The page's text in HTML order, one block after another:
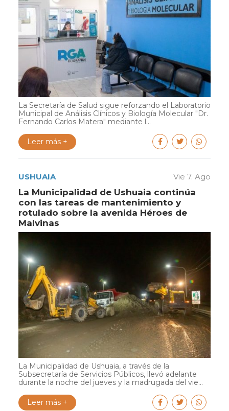
La Secretaría de Salud sigue reforzando el Laboratorio
Municipal de Análisis Clínicos y Biología Molecular "Dr.
Fernando Carlos Matera" mediante l...
Leer más +
USHUAIA Vie 7. Ago
La Municipalidad de Ushuaia continúa
con las tareas de mantenimiento y
rotulado sobre la avenida Héroes de
Malvinas
La Municipalidad de Ushuaia, a través de la
Subsecretaría de Servicios Públicos, llevó adelante
durante la noche del jueves y la madrugada del vie...
Leer más +